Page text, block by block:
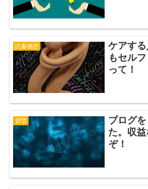
読書感想
ケアす
もセル
って！
習慣
ブログ
た。収
ぞ！